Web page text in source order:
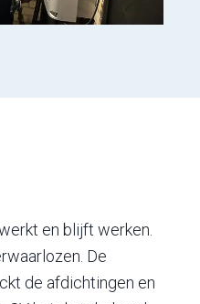
en blijft werken.
De
de afdichtingen en